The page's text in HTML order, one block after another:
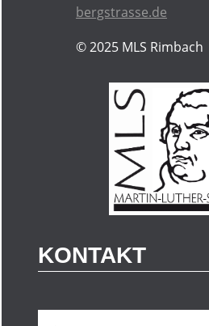
bergstrasse.de
© 2025MLS Rimbach
KONTAKT